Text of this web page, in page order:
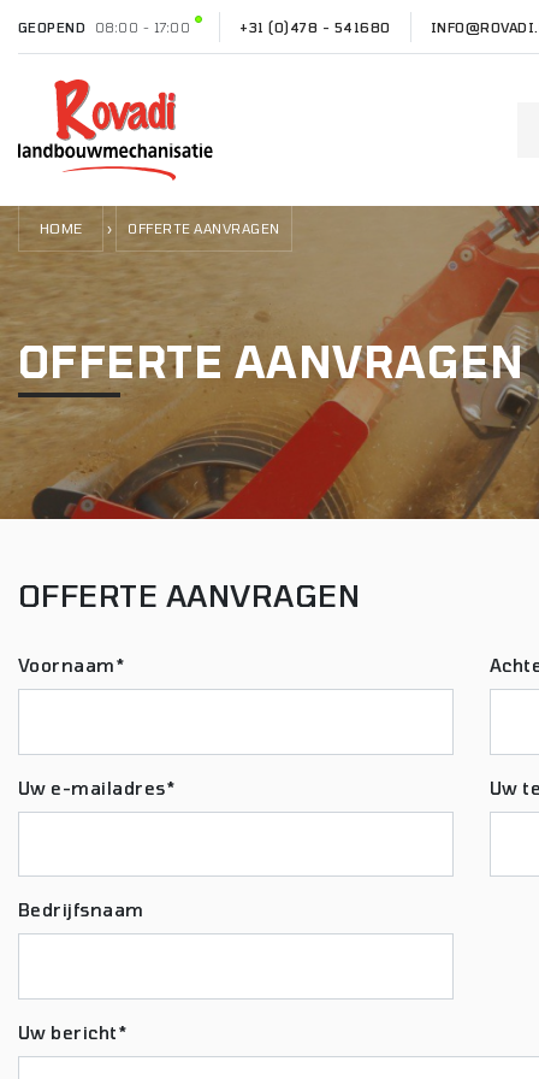
GEOPEND 08:00 - 17:00 +31 (0)478 - 541680
HOME › OFFERTE AANVRAGEN
OFFERTE AANVRAGEN
OFFERTE AANVRAGEN
Voornaam*
Uw e-mailadres* Uw
Bedrijfsnaam
Uw bericht*